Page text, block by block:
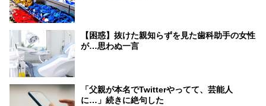
【困惑】抜けた親知らずを見た歯科助手の女性
が…思わぬ一言
「父親が本名でTwitterやってて、芸能人
に…」続きに絶句した